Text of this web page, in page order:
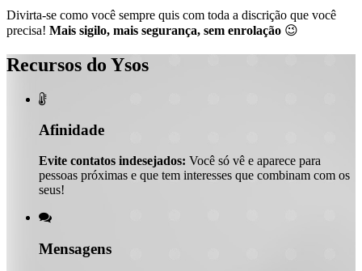
Divirta-se como você sempre quis com toda a discrição que você
precisa! Mais sigilo, mais segurança, sem enrolação 😉
Recursos do Ysos

Afinidade
Evite contatos indesejados: Você só vê e aparece para
pessoas próximas e que tem interesses que combinam com os
seus!

Mensagens